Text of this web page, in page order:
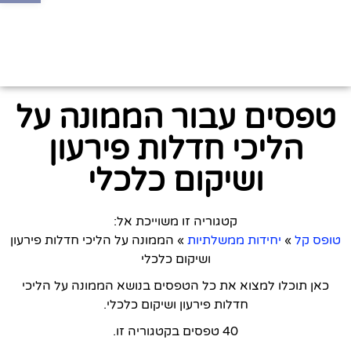
טפסים עבור הממונה על
הליכי חדלות פירעון
ושיקום כלכלי
קטגוריה זו משוייכת אל:
טופס קל » יחידות ממשלתיות » הממונה על הליכי חדלות פירעון
ושיקום כלכלי
כאן תוכלו למצוא את כל הטפסים בנושא הממונה על הליכי
חדלות פירעון ושיקום כלכלי.
40 טפסים בקטגוריה זו.